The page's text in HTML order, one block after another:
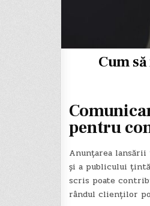
Cum
pentru
Anunțarea
și a publicului
scris poate
rândul clienților